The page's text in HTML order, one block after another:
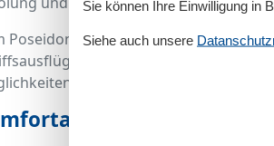
Poseidonweg aus starten Sie in
oder ein entspannter
die Ihnen hier offenstehen.
Ausstattung für
Sie können Ihre Einwilligung in
Siehe auch unsere